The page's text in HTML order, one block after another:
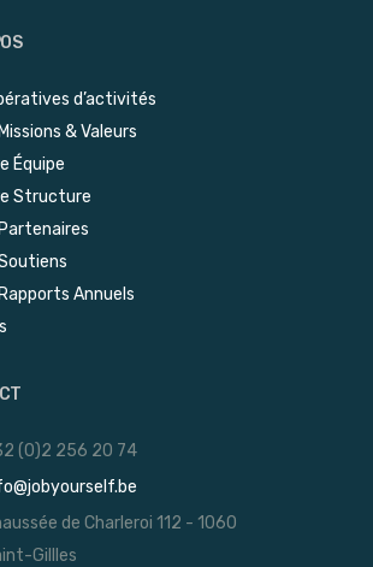
d’activités
& Valeurs
Équipe
Structure
Annuels
(0)2 256 20 74
de Charleroi 112 - 1060
Gillles